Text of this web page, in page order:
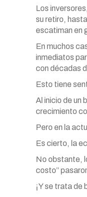
Los
su retiro,
escatiman en
En muchos
inmediatos
con décadas
Esto tiene
Al inicio de un
crecimiento
Pero en la
Es cierto, la
No obstante,
costo”
¡Y se trata de